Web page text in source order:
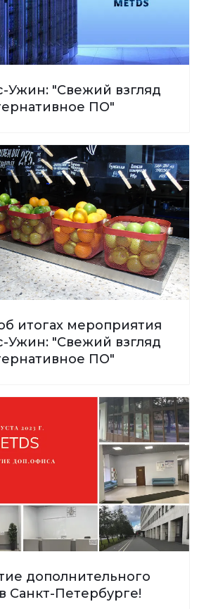
Ужин: "Свежий взгляд
ПО"
итогах мероприятия
Ужин: "Свежий взгляд
ПО"
дополнительного
Санкт-Петербурге!